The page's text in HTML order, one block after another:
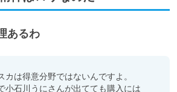
あるわ
カは得意分野ではないんですよ。
小石川うにさんが出てても購入には